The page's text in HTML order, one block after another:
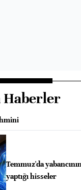
Haberler
Temmuz'da
yaptığı hisseler